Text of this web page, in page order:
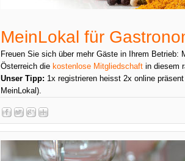
MeinLokal für
Freuen Sie sich über mehr Gäste in Ihrem Betrieb:
Österreich die kostenlose Mitgliedschaft in diesem
Unser Tipp: 1x registrieren heisst 2x online
MeinLokal).